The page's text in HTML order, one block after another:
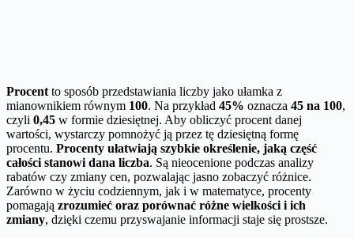
Procent to sposób przedstawiania liczby jako ułamka z
mianownikiem równym 100. Na przykład 45% oznacza 45 na 100,
czyli 0,45 w formie dziesiętnej. Aby obliczyć procent danej
wartości, wystarczy pomnożyć ją przez tę dziesiętną formę
procentu. Procenty ułatwiają szybkie określenie, jaką część
całości stanowi dana liczba. Są nieocenione podczas analizy
rabatów czy zmiany cen, pozwalając jasno zobaczyć różnice.
Zarówno w życiu codziennym, jak i w matematyce, procenty
pomagają zrozumieć oraz porównać różne wielkości i ich
zmiany, dzięki czemu przyswajanie informacji staje się prostsze.